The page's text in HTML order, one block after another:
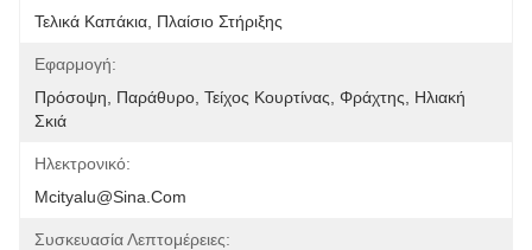
Τελικά Καπάκια, Πλαίσιο Στήριξης
Εφαρμογή:
Πρόσοψη, Παράθυρο, Τείχος Κουρτίνας, Φράχτης, Ηλιακή
Σκιά
Ηλεκτρονικό:
Mcityalu@sina.com
Συσκευασία Λεπτομέρειες: